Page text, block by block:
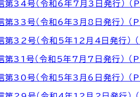
第34号（令和6年7月3日発行）
第33号（令和6年3月8日発行） （
第32号（令和5年12月4日発行）
第31号（令和5年7月7日発行）
第30号（令和5年3月6日発行）